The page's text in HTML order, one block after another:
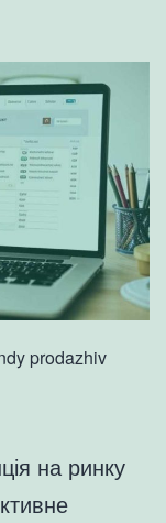
prodazhiv
на ринку